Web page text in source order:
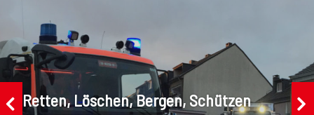
Retten, Löschen, Bergen, Schützen